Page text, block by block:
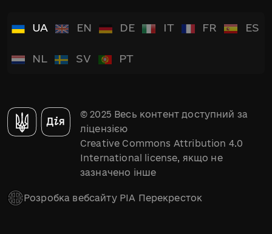
UA EN DE IT FR ES
NL SV PT
© 2025 Весь контент доступний за
ліцензією
Creative Commons Attribution 4.0
International license, якщо не
зазначено інше
Розробка вебсайту РІА Перекресток